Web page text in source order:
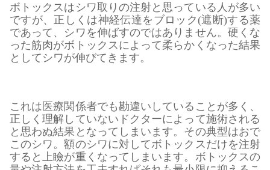
ボトックスはシワ取りの注射と思っている人が多い
ですが、正しくは神経伝達をブロック(遮断)する薬
であって、シワを伸ばすのではありません。硬くな
った筋肉がボトックスによって柔らかくなった結果
としてシワが伸びてきます。
これは医療関係者でも勘違いしていることが多く、
正しく理解していないドクターによって施術される
と思わぬ結果となってしまいます。その典型はおで
このシワ。額のシワに対してボトックスだけを注射
すると上瞼が重くなってしまいます。ボトックスの